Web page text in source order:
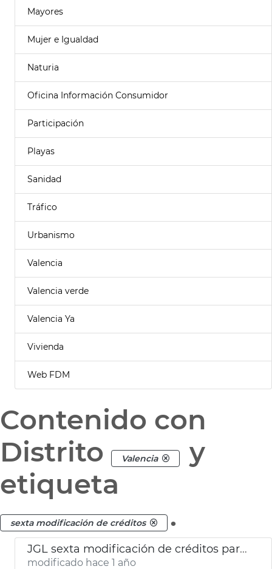
Mayores
Mujer e Igualdad
Naturia
Oficina Información Consumidor
Participación
Playas
Sanidad
Tráfico
Urbanismo
Valencia
Valencia verde
Valencia Ya
Vivienda
Web FDM
Contenido con
Distrito
Valencia
y
etiqueta
sexta modificación de créditos .
JGL sexta modificación de créditos para vivendes La Torre, deuda y descuentos EMT
modificado hace 1 año